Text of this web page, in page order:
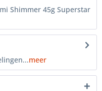
Shimmer 45g Superstar
meer